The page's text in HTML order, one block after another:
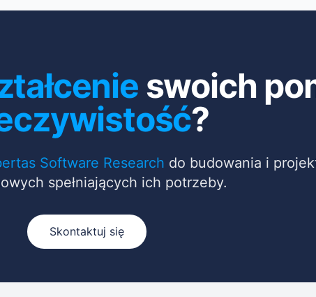
swoich
?
Software Research do budowania i
spełniających ich potrzeby.
Skontaktuj się